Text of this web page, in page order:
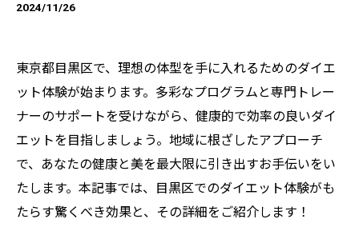
2024/11/26
東京都目黒区で、理想の体型を手に入れるためのダイエ
ット体験が始まります。多彩なプログラムと専門トレー
ナーのサポートを受けながら、健康的で効率の良いダイ
エットを目指しましょう。地域に根ざしたアプローチ
で、あなたの健康と美を最大限に引き出すお手伝いをい
たします。本記事では、目黒区でのダイエット体験がも
たらす驚くべき効果と、その詳細をご紹介します！